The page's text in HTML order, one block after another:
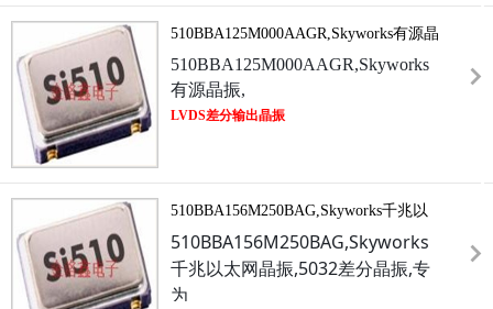
与稳定性,可嵌入FPGA,高速ADC/DAC模块,有
效减少数据传输误码率,在5G通信基站,数据中
心存储设备及北斗定位终端中发挥核心时序控
制作用.
510BBA125M000AAGR,Skyworks有源晶
振,LVDS差分输出晶振
510BBA125M000AAGR,Skyworks
有源晶振,
LVDS差分输出晶振
晶振固定输出125MHz精准时钟信号,搭载
LVDS低压差分输出接口,遵循TIA/EIA-644标
准,以3.5mA恒流源驱动,差分电压摆幅典型值
350mV,共模电压1.2V,具备极强的抗共模干扰能
力.
510BBA156M250BAG,Skyworks千兆以
太网晶振,5032差分晶振
510BBA156M250BAG,Skyworks
千兆以太网晶振,5032差分晶振,专
为